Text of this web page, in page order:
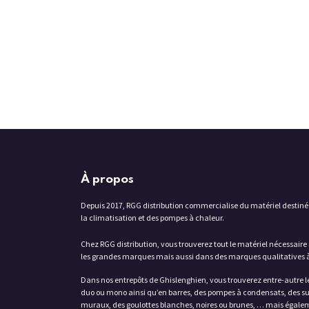
À propos
Depuis 2017, RGG distribution commercialise du matériel
la climatisation et des pompes à chaleur.
Chez RGG distribution, vous trouverez tout le matériel
les grandes marques mais aussi dans des marques qualitatives
Dans nos entrepôts de Ghislenghien, vous trouverez entre-autre
duo ou mono ainsi qu’en barres, des pompes à condensats, des
muraux, des goulottes blanches, noires ou brunes, … mais